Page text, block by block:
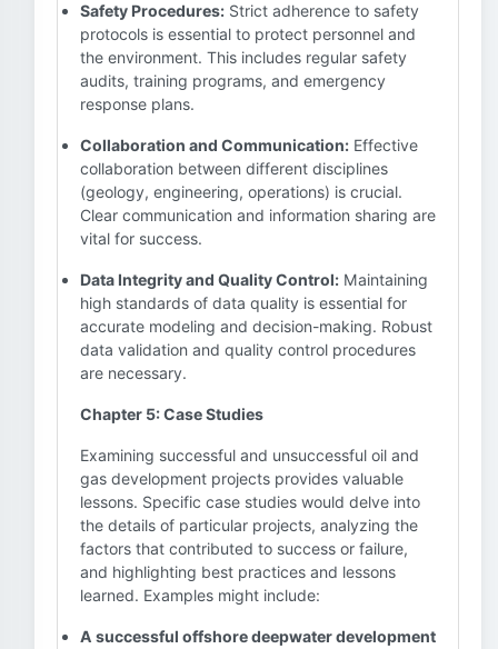
Safety Procedures: Strict adherence to safety
protocols is essential to protect personnel and
the environment. This includes regular safety
audits, training programs, and emergency
response plans.
Collaboration and Communication: Effective
collaboration between different disciplines
(geology, engineering, operations) is crucial.
Clear communication and information sharing are
vital for success.
Data Integrity and Quality Control: Maintaining
high standards of data quality is essential for
accurate modeling and decision-making. Robust
data validation and quality control procedures
are necessary.
Chapter 5: Case Studies
Examining successful and unsuccessful oil and
gas development projects provides valuable
lessons. Specific case studies would delve into
the details of particular projects, analyzing the
factors that contributed to success or failure,
and highlighting best practices and lessons
learned. Examples might include:
A successful offshore deepwater development